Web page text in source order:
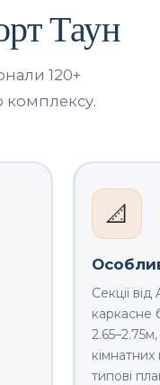
Таун
120+
комплексу.
📐
Секції
каркасне
типові